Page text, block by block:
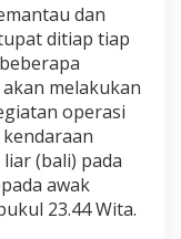
dan
ditiap tiap
melakukan
operasi
(bali) pada
awak
23.44 Wita.